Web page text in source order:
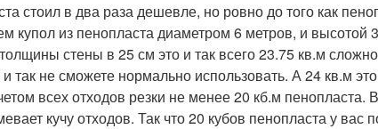
стоил в два раза дешевле, но ровно до того как
купол из пенопласта диаметром 6 метров, и
стены в 25 см это и так всего 23.75 кв.м
так не сможете нормально использовать. А 24 кв.м
всех отходов резки не менее 20 кб.м
кучу отходов. Так что 20 кубов пенопласта у вас